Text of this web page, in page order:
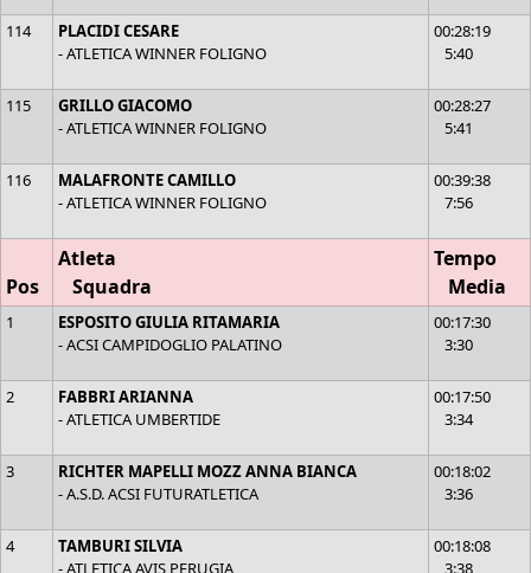
114
PLACIDI CESARE
- ATLETICA WINNER FOLIGNO
00:28:19
5:40
115
GRILLO GIACOMO
- ATLETICA WINNER FOLIGNO
00:28:27
5:41
116
MALAFRONTE CAMILLO
- ATLETICA WINNER FOLIGNO
00:39:38
7:56
Pos
Atleta
Squadra
Tempo
Media
1
ESPOSITO GIULIA RITAMARIA
- ACSI CAMPIDOGLIO PALATINO
00:17:30
3:30
2
FABBRI ARIANNA
- ATLETICA UMBERTIDE
00:17:50
3:34
3
RICHTER MAPELLI MOZZ ANNA BIANCA
- A.S.D. ACSI FUTURATLETICA
00:18:02
3:36
4
TAMBURI SILVIA
- ATLETICA AVIS PERUGIA
00:18:08
3:38